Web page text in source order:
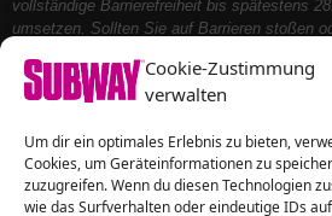
Cookie-Zustimmung
verwalten
Um dir ein optimales Erlebnis zu bieten,
Cookies, um Geräteinformationen zu
zuzugreifen. Wenn du diesen Technologien
wie das Surfverhalten oder eindeutige IDs
vollständige Barrierefreiheit bis spätestens
umsetzen. Sollten Sie auf Barrieren stoßen
helfen Ihnen gerne weiter.
Folge uns auf